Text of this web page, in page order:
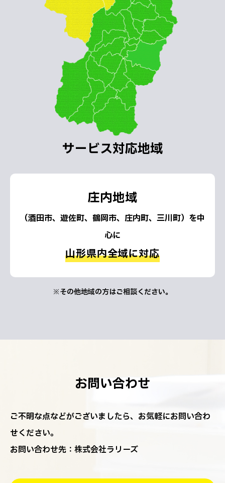
サービス対応地域
庄内地域
（酒田市、遊佐町、鶴岡市、庄内町、三川町）を中
心に
山形県内全域に対応
※その他地域の方はご相談ください。
お問い合わせ
ご不明な点などがございましたら、お気軽にお問い合わ
せください。
お問い合わせ先：株式会社ラリーズ